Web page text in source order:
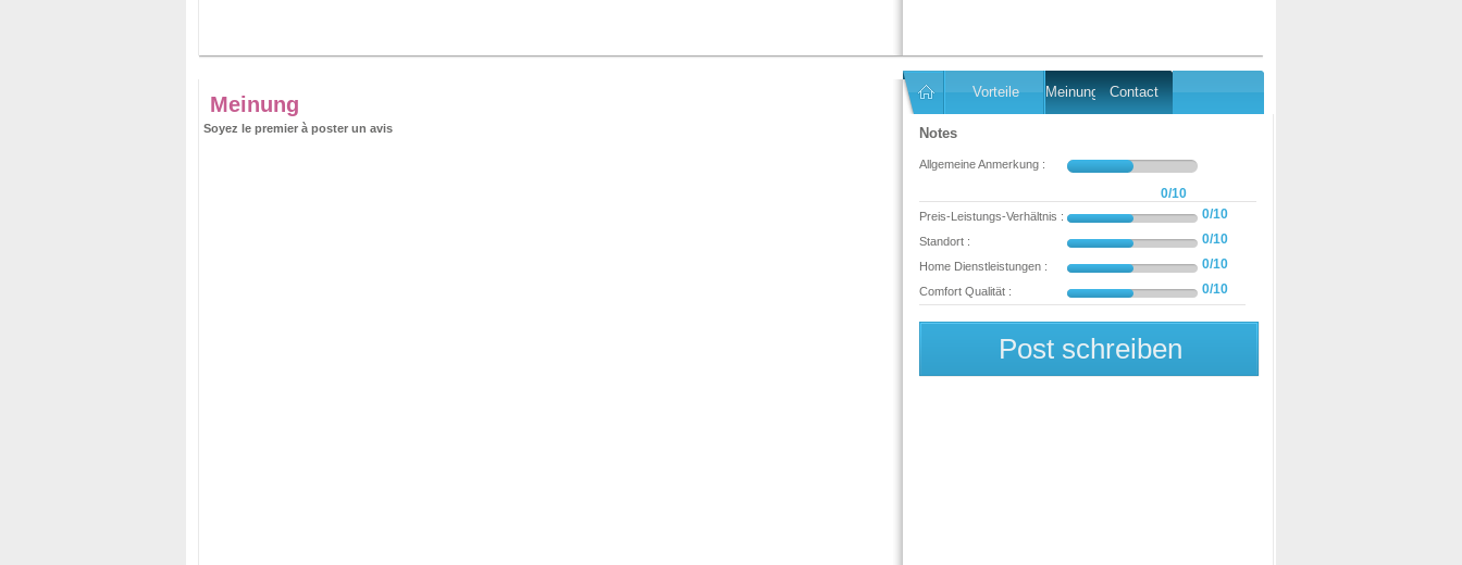
Meinung
Soyez le premier à poster un avis
Vorteile Meinung Contact
Notes
Allgemeine Anmerkung :
0/10
Preis-Leistungs-Verhältnis : 0/10
Standort : 0/10
Home Dienstleistungen : 0/10
Comfort Qualität : 0/10
Post schreiben